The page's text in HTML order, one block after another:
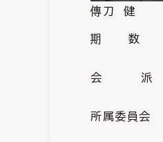
傳刀 健
期 数
会 派
所属委員